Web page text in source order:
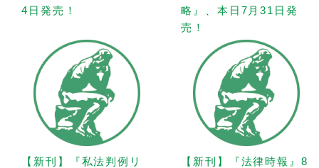
4日発売！
略』、本日7月31日発
売！
【新刊】『私法判例リ
【新刊】『法律時報』8